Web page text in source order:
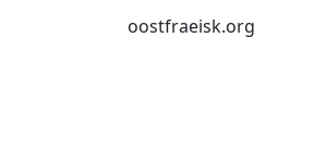
oostfraeisk.org